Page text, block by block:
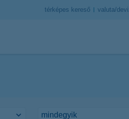
térképes kereső valuta/